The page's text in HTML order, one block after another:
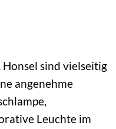
sind vielseitig
angenehme
Leuchte im